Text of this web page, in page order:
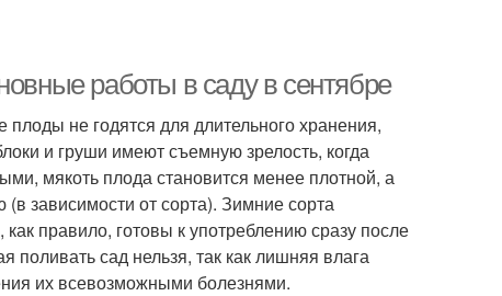
работы в саду в сентябре
не годятся для длительного хранения,
и груши имеют съемную зрелость, когда
мякоть плода становится менее плотной, а
зависимости от сорта). Зимние сорта
правило, готовы к употреблению сразу после
сад нельзя, так как лишняя влага
их всевозможными болезнями.